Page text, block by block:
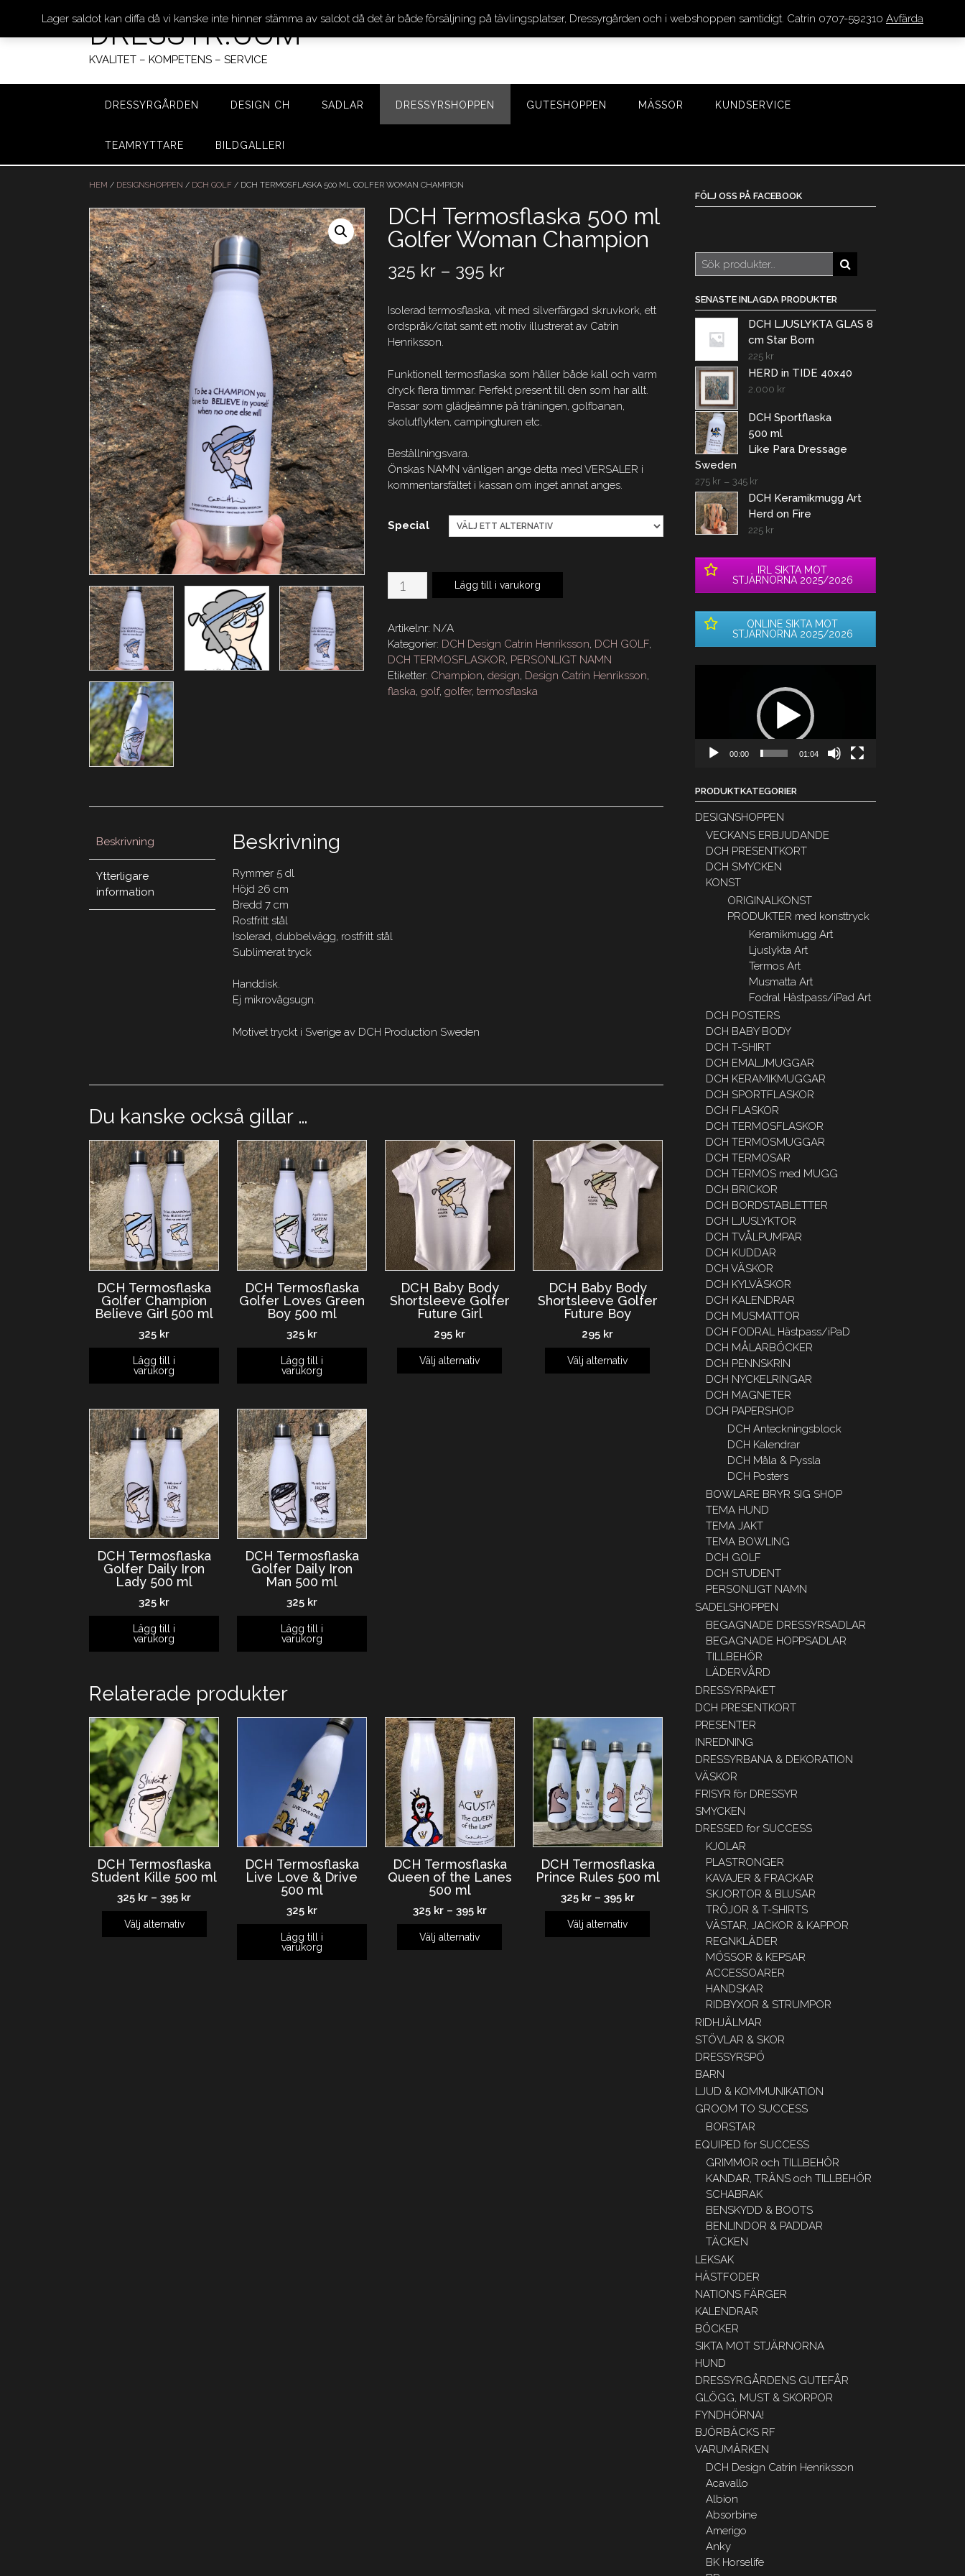
Hoppa
DRESSYR.COM
KVALITET – KOMPETENS – SERVICE
DRESSYRGÅRDEN DESIGN CH SADLAR DRESSYRSHOPPEN GUTESHOPPEN MÄSSOR KUNDSERVICE
TEAMRYTTARE BILDGALLERI
HEM / DESIGNSHOPPEN / DCH GOLF / DCH TERMOSFLASKA 500 ML GOLFER WOMAN CHAMPION
DCH Termosflaska 500 ml
Golfer Woman Champion
325 kr – 395 kr
Isolerad termosflaska, vit med silverfärgad skruvkork, ett
ordspråk/citat samt ett motiv illustrerat av Catrin
Henriksson.
Funktionell termosflaska som håller både kall och varm
dryck flera timmar. Perfekt present till den som har allt.
Passar som glädjeämne på träningen, golfbanan,
skolutflykten, campingturen etc.
Beställningsvara.
Önskas NAMN vänligen ange detta med VERSALER i
kommentarsfältet i kassan om inget annat anges.
Special
DCH
Termosflaska
500
ml
Golfer
Woman
Champion
Lägg till i varukorg
Artikelnr: N/A
Kategorier: DCH Design Catrin Henriksson, DCH GOLF,
DCH TERMOSFLASKOR, PERSONLIGT NAMN
Etiketter: Champion,design, Design Catrin Henriksson,
flaska,golf,golfer,termosflaska
Beskrivning
Ytterligare
information
Beskrivning
Rymmer 5 dl
Höjd 26 cm
Bredd 7 cm
Rostfritt stål
Isolerad, dubbelvägg, rostfritt stål
Sublimerat tryck
Handdisk.
Ej mikrovågsugn.
Motivet tryckt i Sverige av DCH Production Sweden
Du kanske också gillar …
DCH Termosflaska
Golfer Champion
Believe Girl 500 ml
325 kr
Lägg till i
varukorg
DCH Termosflaska
Golfer Loves Green
Boy 500 ml
325 kr
Lägg till i
varukorg
DCH Baby Body
Shortsleeve Golfer
Future Girl
295 kr
Välj alternativ
DCH Baby Body
Shortsleeve Golfer
Future Boy
295 kr
Välj alternativ
DCH Termosflaska
Golfer Daily Iron
Lady 500 ml
325 kr
Lägg till i
varukorg
DCH Termosflaska
Golfer Daily Iron
Man 500 ml
325 kr
Lägg till i
varukorg
Relaterade produkter
DCH Termosflaska
Student Kille 500 ml
325 kr –395 kr
Välj alternativ
DCH Termosflaska
Live Love & Drive
500 ml
325 kr
Lägg till i
varukorg
DCH Termosflaska
Queen of the Lanes
500 ml
325 kr– 395 kr
Välj alternativ
DCH Termosflaska
Prince Rules 500 ml
325 kr– 395 kr
Välj alternativ
FÖLJ OSS PÅ FACEBOOK
Sök
efter:
SENASTE INLAGDA PRODUKTER
DCH LJUSLYKTA GLAS 8
cm Star Born
225 kr
HERD in TIDE 40x40
2.000 kr
DCH Sportflaska
500 ml
Like Para Dressage
Sweden
275 kr– 345 kr
DCH Keramikmugg Art
Herd on Fire
225 kr
IRL SIKTA MOT
STJÄRNORNA 2025/2026
ONLINE SIKTA MOT
STJÄRNORNA 2025/2026
00:00 01:04
PRODUKTKATEGORIER
DESIGNSHOPPEN
VECKANS ERBJUDANDE
DCH PRESENTKORT
DCH SMYCKEN
KONST
ORIGINALKONST
PRODUKTER med konsttryck
Keramikmugg Art
Ljuslykta Art
Termos Art
Musmatta Art
Fodral Hästpass/iPad Art
DCH POSTERS
DCH BABY BODY
DCH T-SHIRT
DCH EMALJMUGGAR
DCH KERAMIKMUGGAR
DCH SPORTFLASKOR
DCH FLASKOR
DCH TERMOSFLASKOR
DCH TERMOSMUGGAR
DCH TERMOSAR
DCH TERMOS med MUGG
DCH BRICKOR
DCH BORDSTABLETTER
DCH LJUSLYKTOR
DCH TVÅLPUMPAR
DCH KUDDAR
DCH VÄSKOR
DCH KYLVÄSKOR
DCH KALENDRAR
DCH MUSMATTOR
DCH FODRAL Hästpass/iPaD
DCH MÅLARBÖCKER
DCH PENNSKRIN
DCH NYCKELRINGAR
DCH MAGNETER
DCH PAPERSHOP
DCH Anteckningsblock
DCH Kalendrar
DCH Måla & Pyssla
DCH Posters
BOWLARE BRYR SIG SHOP
TEMA HUND
TEMA JAKT
TEMA BOWLING
DCH GOLF
DCH STUDENT
PERSONLIGT NAMN
SADELSHOPPEN
BEGAGNADE DRESSYRSADLAR
BEGAGNADE HOPPSADLAR
TILLBEHÖR
LÄDERVÅRD
DRESSYRPAKET
DCH PRESENTKORT
PRESENTER
INREDNING
DRESSYRBANA & DEKORATION
VÄSKOR
FRISYR för DRESSYR
SMYCKEN
DRESSED for SUCCESS
KJOLAR
PLASTRONGER
KAVAJER & FRACKAR
SKJORTOR & BLUSAR
TRÖJOR & T-SHIRTS
VÄSTAR, JACKOR & KAPPOR
REGNKLÄDER
MÖSSOR & KEPSAR
ACCESSOARER
HANDSKAR
RIDBYXOR & STRUMPOR
RIDHJÄLMAR
STÖVLAR & SKOR
DRESSYRSPÖ
BARN
LJUD & KOMMUNIKATION
GROOM TO SUCCESS
BORSTAR
EQUIPED for SUCCESS
GRIMMOR och TILLBEHÖR
KANDAR, TRÄNS och TILLBEHÖR
SCHABRAK
BENSKYDD & BOOTS
BENLINDOR & PADDAR
TÄCKEN
LEKSAK
HÄSTFODER
NATIONS FÄRGER
KALENDRAR
BÖCKER
SIKTA MOT STJÄRNORNA
HUND
DRESSYRGÅRDENS GUTEFÅR
GLÖGG, MUST & SKORPOR
FYNDHÖRNA!
BJÖRBÄCKS RF
VARUMÄRKEN
DCH Design Catrin Henriksson
Acavallo
Albion
Absorbine
Amerigo
Anky
BK Horselife
Lager saldot kan diffa då vi kanske inte hinner stämma av saldot då det är både försäljning på tävlingsplatser, Dressyrgården och i webshoppen samtidigt. Catrin 0707-592310 Avfärda